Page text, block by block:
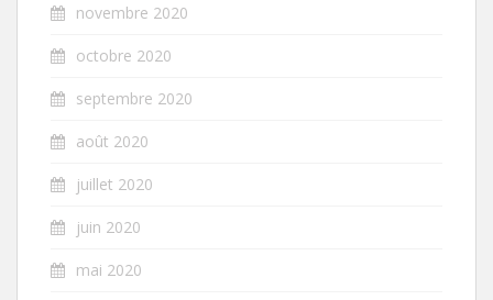
novembre 2020
octobre 2020
septembre 2020
août 2020
juillet 2020
juin 2020
mai 2020